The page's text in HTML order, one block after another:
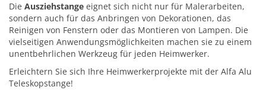
Die Ausziehstange eignet sich nicht nur für Malerarbeiten,
sondern auch für das Anbringen von Dekorationen, das
Reinigen von Fenstern oder das Montieren von Lampen. Die
vielseitigen Anwendungsmöglichkeiten machen sie zu einem
unentbehrlichen Werkzeug für jeden Heimwerker.
Erleichtern Sie sich Ihre Heimwerkerprojekte mit der Alfa Alu
Teleskopstange!